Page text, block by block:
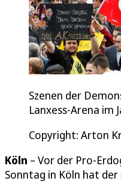
Szenen der
Lanxess-Arena im
Copyright: Arton
Köln – Vor der Pro-
Sonntag in Köln hat